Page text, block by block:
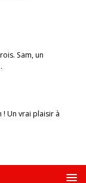
Sam, un
Un vrai plaisir à